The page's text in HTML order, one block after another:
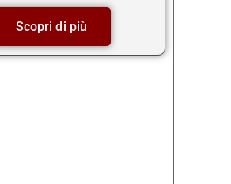
Scopri di più